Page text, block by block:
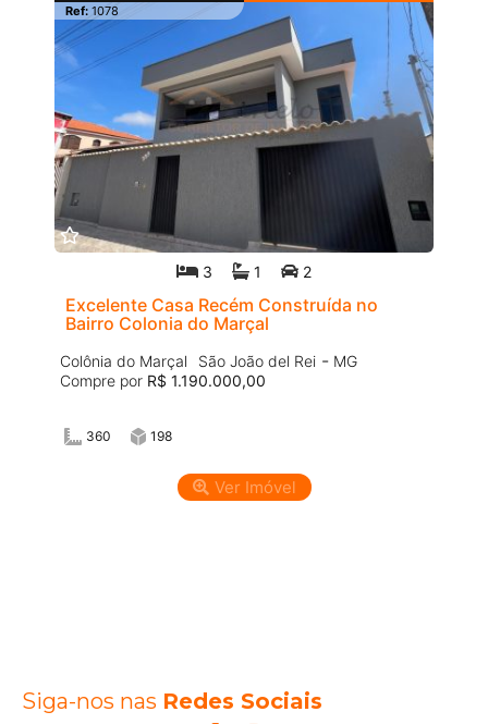
Ref: 1078
3 1 2
Excelente Casa Recém Construída no
Bairro Colonia do Marçal
Colônia do Marçal São João del Rei - MG
Compre por R$ 1.190.000,00
360 198
Ver Imóvel
Siga-nos nas Redes Sociais